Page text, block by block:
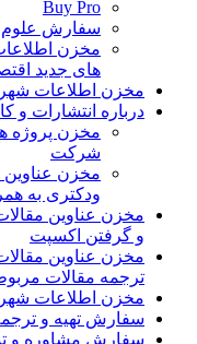
Buy Pro
سفارش علوم
مخزن
های جدید
مخزن اطلاعات
درباره انتشارات و
مخزن پروژه
شرکت
مخزن عناوین
ودکتری به
و گرفتن اکسپت
مخزن عناوین
ترجمه مقالات
مخزن اطلاعات
سفارش تهیه و
سفارش مشاوره و